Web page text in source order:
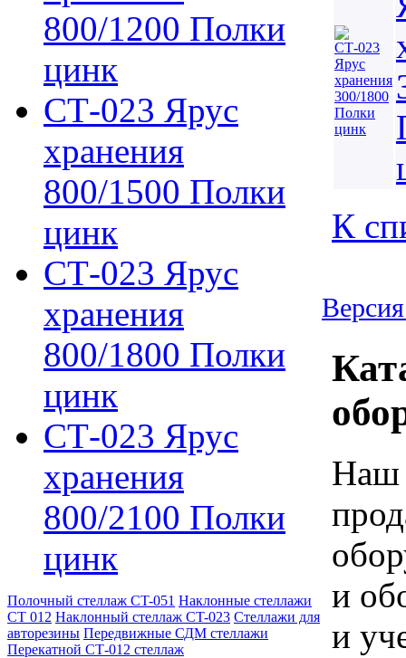
800/1200 Полки
цинк
СТ-023 Ярус
хранения
800/1500 Полки
цинк
СТ-023 Ярус
хранения
800/1800 Полки
цинк
СТ-023 Ярус
хранения
800/2100 Полки
цинк
Полочный стеллаж CT-051 Наклонные стеллажи
СТ 012 Наклонный стеллаж CT-023 Стеллажи для
авторезины Передвижные СДМ стеллажи
Перекатной СТ-012 стеллаж
К
Наш
и
и